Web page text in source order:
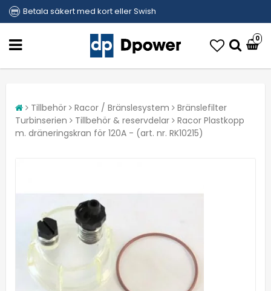
Betala säkert med kort eller Swish
0
Tillbehör Racor / Bränslesystem
Bränslefilter
Turbinserien
Tillbehör & reservdelar
Racor Plastkopp
m. dräneringskran för 120A - (art. nr. RK10215)